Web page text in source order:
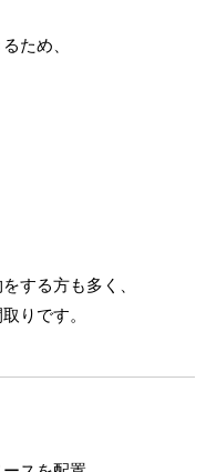
ため、
する方も多く、
りです。